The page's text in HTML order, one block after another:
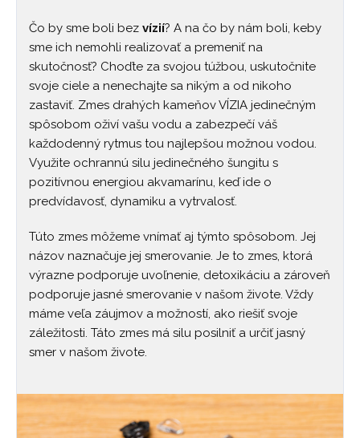
Čo by sme boli bez vízií? A na čo by nám boli, keby
sme ich nemohli realizovať a premeniť na
skutočnosť? Choďte za svojou túžbou, uskutočnite
svoje ciele a nenechajte sa nikým a od nikoho
zastaviť. Zmes drahých kameňov VÍZIA jedinečným
spôsobom oživí vašu vodu a zabezpečí váš
každodenný rytmus tou najlepšou možnou vodou.
Využite ochrannú silu jedinečného šungitu s
pozitívnou energiou akvamarínu, keď ide o
predvídavosť, dynamiku a vytrvalosť.
Túto zmes môžeme vnímať aj týmto spôsobom. Jej
názov naznačuje jej smerovanie. Je to zmes, ktorá
výrazne podporuje uvoľnenie, detoxikáciu a zároveň
podporuje jasné smerovanie v našom živote. Vždy
máme veľa záujmov a možností, ako riešiť svoje
záležitosti. Táto zmes má silu posilniť a určiť jasný
smer v našom živote.